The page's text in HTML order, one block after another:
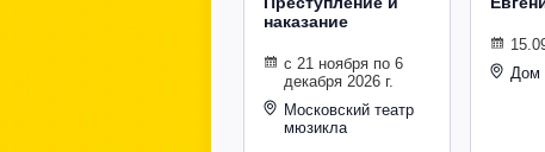
наказание
с 21 ноября по 6
декабря 2026 г.
Московский театр
мюзикла
Дом